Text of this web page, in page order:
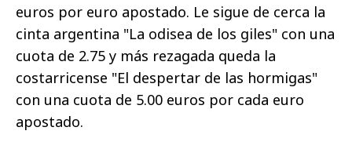
euros por euro apostado. Le sigue de cerca la
cinta argentina "La odisea de los giles" con una
cuota de 2.75 y más rezagada queda la
costarricense "El despertar de las hormigas"
con una cuota de 5.00 euros por cada euro
apostado.